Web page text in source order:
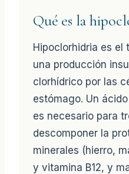
Qué es la
Hipoclorhidria es el
una producción
clorhídrico por las
estómago. Un
es necesario para
descomponer la
minerales (hierro,
y vitamina B12, y